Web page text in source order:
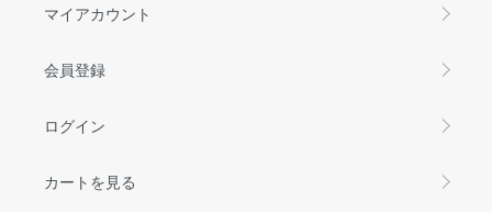
マイアカウント
会員登録
ログイン
カートを見る